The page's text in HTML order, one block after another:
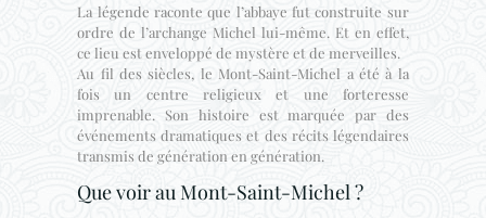
La légende raconte que l’abbaye fut construite sur
ordre de l’archange Michel lui-même. Et en effet,
ce lieu est enveloppé de mystère et de merveilles.
Au fil des siècles, le Mont-Saint-Michel a été à la
fois un centre religieux et une forteresse
imprenable. Son histoire est marquée par des
événements dramatiques et des récits légendaires
transmis de génération en génération.
Que voir au Mont-Saint-Michel ?